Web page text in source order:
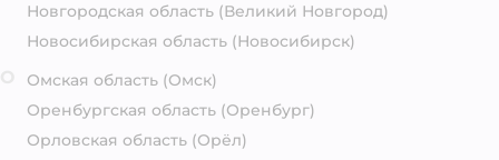
Новгородская область (Великий Новгород)
Новосибирская область (Новосибирск)
Омская область (Омск)
Оренбургская область (Оренбург)
Орловская область (Орёл)